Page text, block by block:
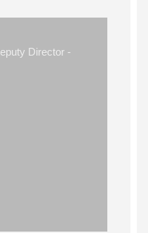
Director -